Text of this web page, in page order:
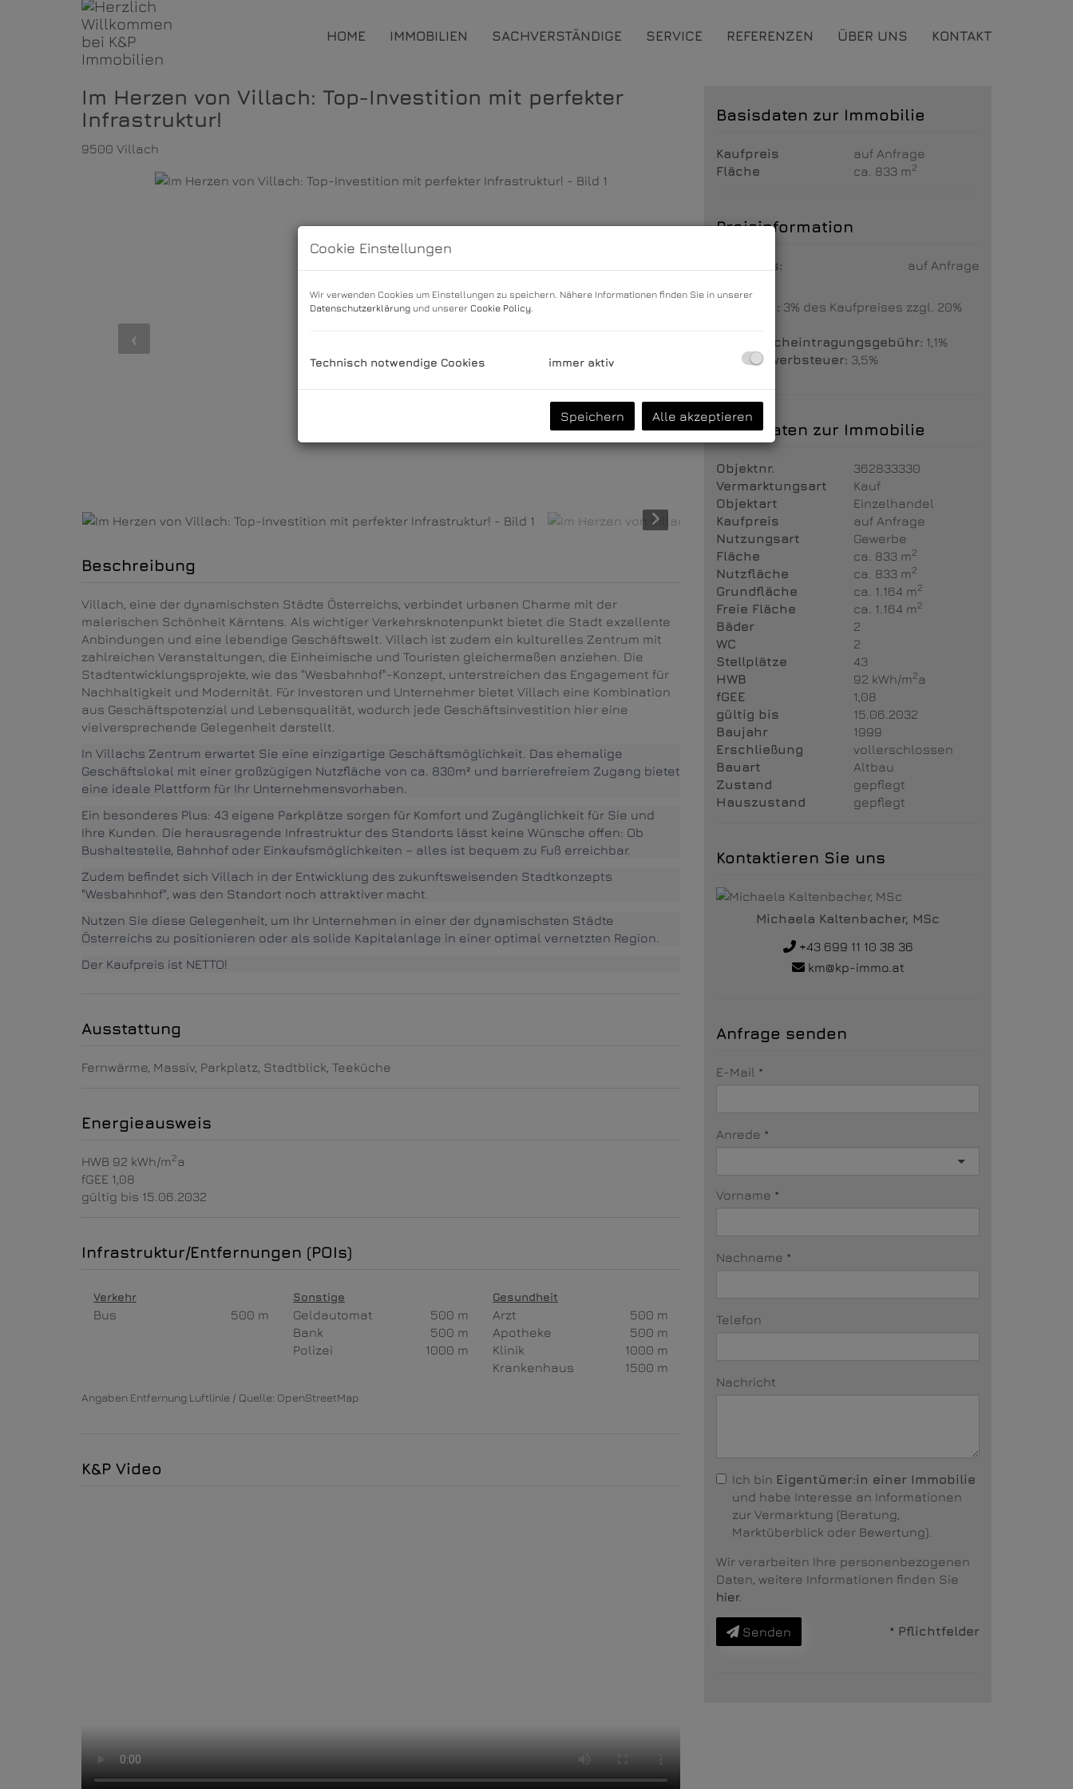
HOME IMMOBILIEN SACHVERSTÄNDIGE SERVICE REFERENZEN ÜBER UNS KONTAKT
Im Herzen von Villach: Top-Investition mit perfekter
Infrastruktur!
9500 Villach
Beschreibung
Villach, eine der dynamischsten Städte Österreichs, verbindet urbanen Charme mit der
malerischen Schönheit Kärntens. Als wichtiger Verkehrsknotenpunkt bietet die Stadt exzellente
Anbindungen und eine lebendige Geschäftswelt. Villach ist zudem ein kulturelles Zentrum mit
zahlreichen Veranstaltungen, die Einheimische und Touristen gleichermaßen anziehen. Die
Stadtentwicklungsprojekte, wie das "Wesbahnhof"-Konzept, unterstreichen das Engagement für
Nachhaltigkeit und Modernität. Für Investoren und Unternehmer bietet Villach eine Kombination
aus Geschäftspotenzial und Lebensqualität, wodurch jede Geschäftsinvestition hier eine
vielversprechende Gelegenheit darstellt.
In Villachs Zentrum erwartet Sie eine einzigartige Geschäftsmöglichkeit. Das ehemalige
Geschäftslokal mit einer großzügigen Nutzfläche von ca. 830m² und barrierefreiem Zugang bietet
eine ideale Plattform für Ihr Unternehmensvorhaben.
Ein besonderes Plus: 43 eigene Parkplätze sorgen für Komfort und Zugänglichkeit für Sie und
Ihre Kunden. Die herausragende Infrastruktur des Standorts lässt keine Wünsche offen: Ob
Bushaltestelle, Bahnhof oder Einkaufsmöglichkeiten – alles ist bequem zu Fuß erreichbar.
Zudem befindet sich Villach in der Entwicklung des zukunftsweisenden Stadtkonzepts
"Wesbahnhof", was den Standort noch attraktiver macht.
Nutzen Sie diese Gelegenheit, um Ihr Unternehmen in einer der dynamischsten Städte
Österreichs zu positionieren oder als solide Kapitalanlage in einer optimal vernetzten Region.
Der Kaufpreis ist NETTO!
Ausstattung
Fernwärme Massiv Parkplatz Stadtblick Teeküche
Energieausweis
HWB 92 kWh/m2a
fGEE 1,08
gültig bis 15.06.2032
Infrastruktur/Entfernungen (POIs)
Verkehr
Bus 500 m
Sonstige
Geldautomat
500 m
Bank
500 m
Polizei
1000 m
Gesundheit
Arzt
500 m
Apotheke
500 m
Klinik
1000 m
Krankenhaus
1500 m
Angaben Entfernung Luftlinie / Quelle: OpenStreetMap
K&P Video
Basisdaten zur Immobilie
Kaufpreis
auf Anfrage
Fläche
ca. 833 m2
Preisinformation
Kaufpreis: auf Anfrage
Provision: 3% des Kaufpreises zzgl. 20%
Grundbucheintragungsgebühr: 1,1%
Grunderwerbsteuer: 3,5%
Basisdaten zur Immobilie
Objektnr.
362833330
Vermarktungsart
Kauf
Objektart
Einzelhandel
Kaufpreis
auf Anfrage
Nutzungsart
Gewerbe
Fläche
ca. 833 m2
Nutzfläche ca. 833 m2
Grundfläche ca. 1.164 m2
Freie Fläche ca. 1.164 m2
Bäder
2
WC
2
Stellplätze
43
HWB
92 kWh/m2a
fGEE
1,08
gültig bis
15.06.2032
Baujahr
1999
Erschließung
vollerschlossen
Bauart
Altbau
Zustand
gepflegt
Hauszustand
gepflegt
Kontaktieren Sie uns
Michaela Kaltenbacher, MSc
+43 699 11 10 38 36
km@kp-immo.at
Anfrage senden
E-Mail
Anrede
Vorname
Nachname
Telefon
Nachricht
Ich bin Eigentümer:in einer Immobilie
und habe Interesse an Informationen
zur Vermarktung (Beratung,
Marktüberblick oder Bewertung).
Wir verarbeiten Ihre personenbezogenen
Daten, weitere Informationen finden Sie
hier.
Senden * Pflichtfelder
Cookie Einstellungen
Wir verwenden Cookies um Einstellungen zu speichern. Nähere Informationen finden Sie in unserer
Datenschutzerklärung und unserer Cookie Policy
Technisch notwendige Cookies immer aktiv
Speichern Alle akzeptieren